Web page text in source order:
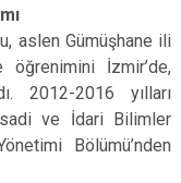
Gümüşhane ili
İzmir’de,
2012-2016 yılları
ve İdari Bilimler
Bölümü’nden